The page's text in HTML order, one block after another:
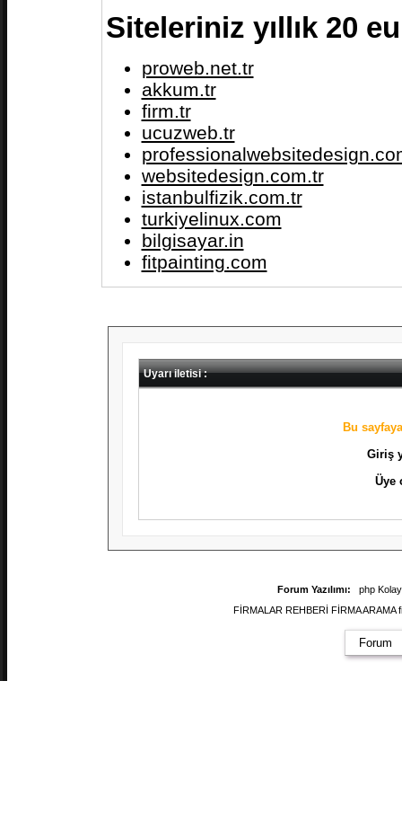
Siteleriniz yıllık 20
proweb.net.tr
akkum.tr
firm.tr
ucuzweb.tr
websitedesign.com.tr
istanbulfizik.com.tr
turkiyelinux.com
bilgisayar.in
fitpainting.com
Uyarı iletisi :
Bu
Giriş
Üye
Forum Yazılımı:
php
FİRMALAR REHBERİ FİRMA
Forum